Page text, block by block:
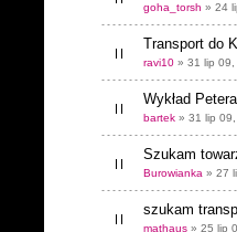
goha_torsh » 24
Transport do
ravi10 » 31 lip 09,
Wykład
bartek » 31 lip
Szukam
Burowianka » 27
szukam
mathaus » 25 lip